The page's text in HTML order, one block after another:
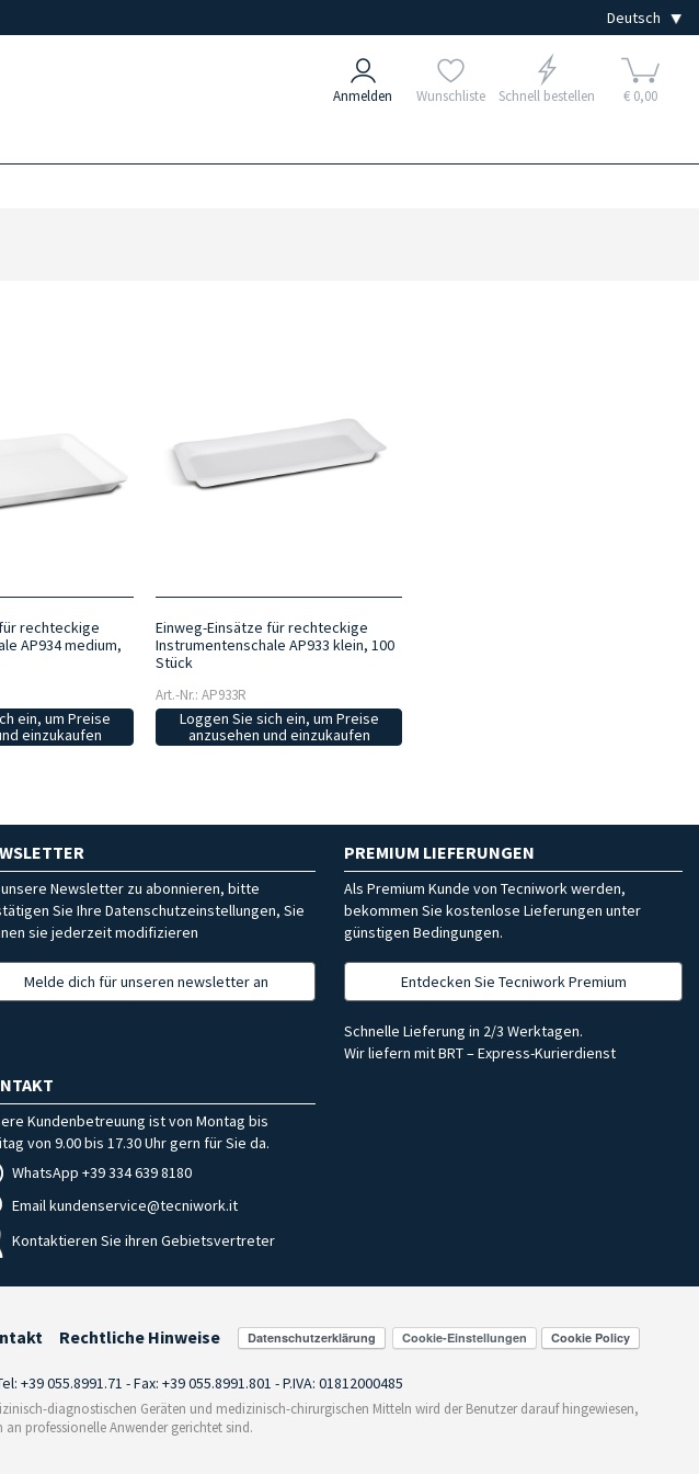
Anmelden Wunschliste Schnell bestellen € 0,00
rechteckige
AP934 medium,
ein, um Preise
einzukaufen
Einweg-Einsätze für rechteckige
Instrumentenschale AP933 klein, 100
Stück
Art.-Nr.: AP933R
Loggen Sie sich ein, um Preise
anzusehen und einzukaufen
unsere Newsletter zu abonnieren, bitte
Sie Ihre Datenschutzeinstellungen, Sie
sie jederzeit modifizieren
Melde dich für unseren newsletter an
PREMIUM LIEFERUNGEN
Als Premium Kunde von Tecniwork werden,
bekommen Sie kostenlose Lieferungen unter
günstigen Bedingungen.
Entdecken Sie Tecniwork Premium
Schnelle Lieferung in 2/3 Werktagen.
Wir liefern mit BRT – Express-Kurierdienst
Kundenbetreuung ist von Montag bis
von 9.00 bis 17.30 Uhr gern für Sie da.
WhatsApp +39 334 639 8180
Email kundenservice@tecniwork.it
Kontaktieren Sie ihren Gebietsvertreter
Rechtliche Hinweise Cookie-Einstellungen
+39 055.8991.71 - Fax: +39 055.8991.801 - P.IVA: 01812000485
diagnostischen Geräten und medizinisch-chirurgischen Mitteln wird der Benutzer darauf hingewiesen,
professionelle Anwender gerichtet sind.